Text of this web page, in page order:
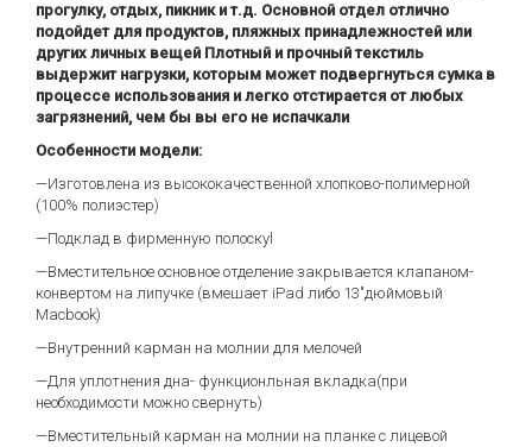
прогулку, отдых, пикник и т.д. Основной отдел отлично
подойдет для продуктов, пляжных принадлежностей или
других личных вещей Плотный и прочный текстиль
выдержит нагрузки, которым может подвергнуться сумка в
процессе использования и легко отстирается от любых
загрязнений, чем бы вы его не испачкали
Особенности модели:
—Изготовлена из высококачественной хлопково-полимерной
(100% полиэстер)
—Подклад в фирменную полоскуl
—Вместительное основное отделение закрывается клапаном-
конвертом на липучке (вмешает iPad либо 13"дюймовый
Macbook)
—Внутренний карман на молнии для мелочей
—Для уплотнения дна- функционльная вкладка(при
необходимости можно свернуть)
—Вместительный карман на молнии на планке с лицевой